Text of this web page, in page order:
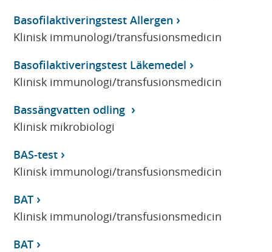
Basofilaktiveringstest Allergen
Klinisk immunologi/transfusionsmedicin
Basofilaktiveringstest Läkemedel
Klinisk immunologi/transfusionsmedicin
Bassängvatten odling
Klinisk mikrobiologi
BAS-test
Klinisk immunologi/transfusionsmedicin
BAT
Klinisk immunologi/transfusionsmedicin
BAT